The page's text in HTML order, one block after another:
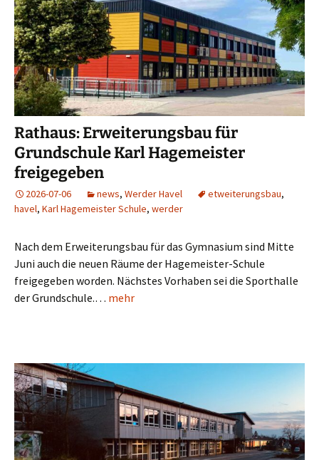
Rathaus: Erweiterungsbau für
Grundschule Karl Hagemeister
freigegeben
2026-07-06 news, Werder Havel etweiterungsbau,
havel, Karl Hagemeister Schule, werder
Nach dem Erweiterungsbau für das Gymnasium sind Mitte
Juni auch die neuen Räume der Hagemeister-Schule
freigegeben worden. Nächstes Vorhaben sei die Sporthalle
der Grundschule.… mehr